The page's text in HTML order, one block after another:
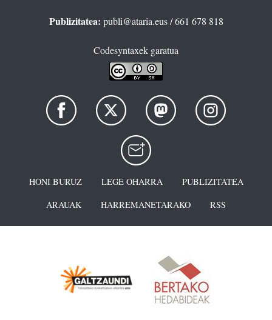
Publizitatea: publi@ataria.eus/ 661 678 818
Codesyntaxek garatua
HONI BURUZ LEGE OHARRA
PUBLIZITATEA
ARAUAK
HARREMANETARAKO RSS